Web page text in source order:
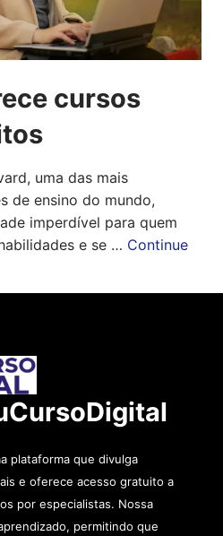
cursos
uma das mais
de ensino do mundo,
imperdível para quem
e se … Continue
plataforma que divulga
e oferece acesso gratuito a
por especialistas. Nossa
permitindo que